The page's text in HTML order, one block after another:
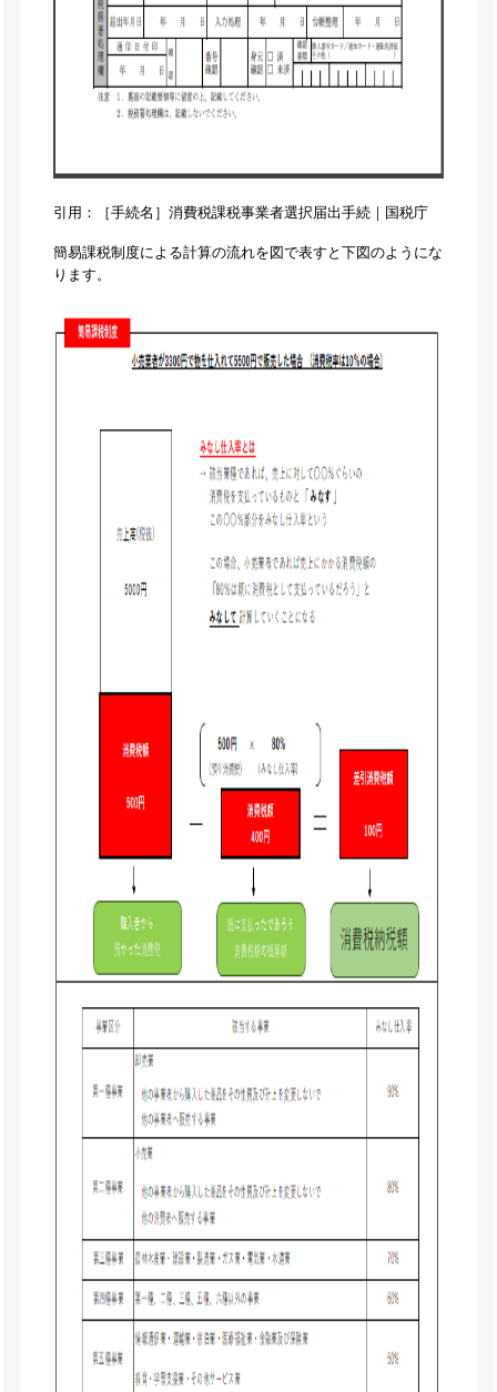
引用：［手続名］消費税課税事業者選択届出手続｜国税庁
簡易課税制度による計算の流れを図で表すと下図のようにな
ります。